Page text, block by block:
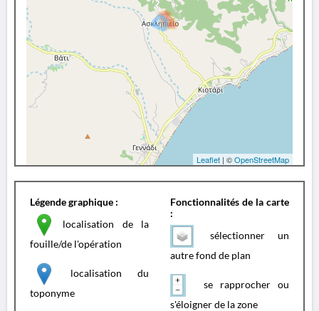
Leaflet | ©OpenStreetMap
Légende graphique :
localisation de la
fouille/de l'opération
localisation du
toponyme
Fonctionnalités de la carte
:
sélectionner un
autre fond de plan
se rapprocher ou
s'éloigner de la zone